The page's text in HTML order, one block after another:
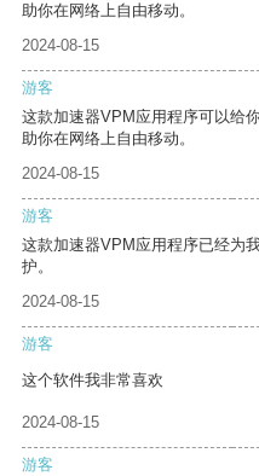
助你在网络上自由移动。
2024-08-15
游客
这款加速器VPM应用程序可以给
助你在网络上自由移动。
2024-08-15
游客
这款加速器VPM应用程序已经为
护。
2024-08-15
游客
这个软件我非常喜欢
2024-08-15
游客